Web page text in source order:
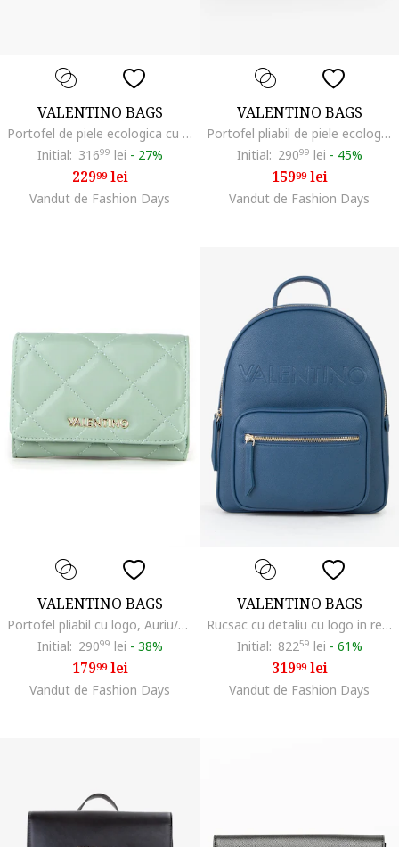
VALENTINO BAGS
Portofel de piele ecologica cu fermoar si model monograma, Caramel
Initial: 31699 lei - 27%
22999lei
Vandut de Fashion Days
VALENTINO BAGS
Portofel pliabil de piele ecologica, Negru
Initial: 29099 lei - 45%
15999lei
Vandut de Fashion Days
VALENTINO BAGS
Portofel pliabil cu logo, Auriu/Verde pal
Initial: 29099 lei - 38%
17999lei
Vandut de Fashion Days
VALENTINO BAGS
Rucsac cu detaliu cu logo in relief Foxy, Albastru inchis
Initial: 82259 lei - 61%
31999lei
Vandut de Fashion Days